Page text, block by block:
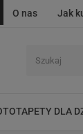
O nas Jak
DLA